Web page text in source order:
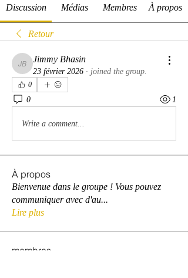
Discussion Médias Membres À propos
Retour
Jimmy Bhasin
Jimmy Bhasin
23 février 2026 · joined the group.
0
0 1
Write a comment...
À propos
Bienvenue dans le groupe ! Vous pouvez
communiquer avec d'au...
Lire plus
membres